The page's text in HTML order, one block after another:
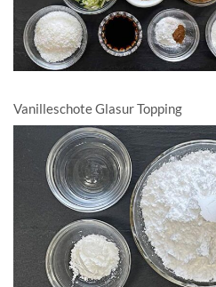
Vanilleschote Glasur Topping